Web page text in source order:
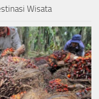
Wisata